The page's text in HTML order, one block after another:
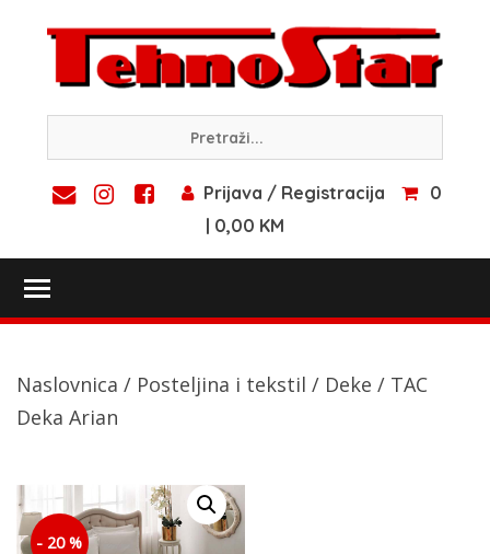
content
Prijava / Registracija
0
| 0,00 KM
Naslovnica / Posteljina i tekstil / Deke / TAC
Deka Arian
- 20 %